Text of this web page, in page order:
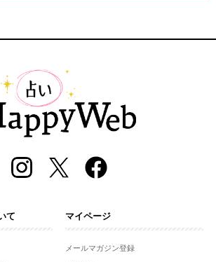
て マイページ
メールマガジン登録